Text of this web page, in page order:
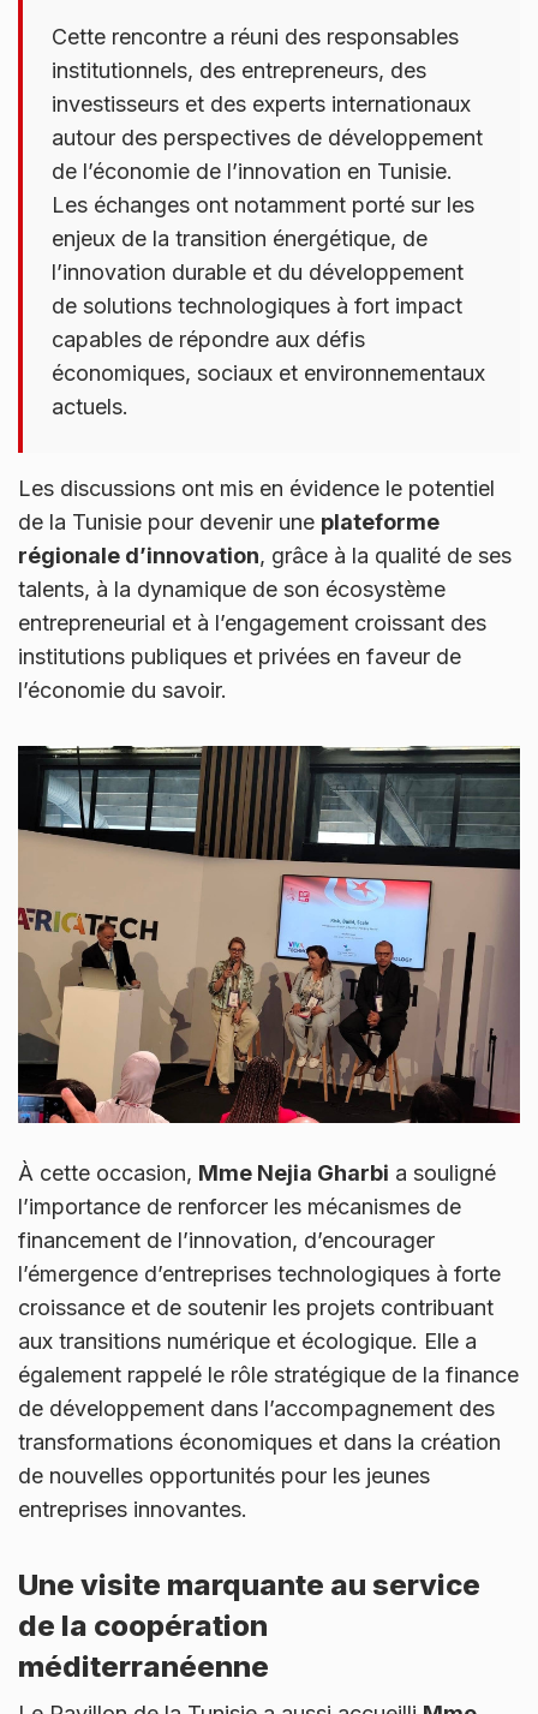
Cette rencontre a réuni des responsables
institutionnels, des entrepreneurs, des
investisseurs et des experts internationaux
autour des perspectives de développement
de l’économie de l’innovation en Tunisie.
Les échanges ont notamment porté sur les
enjeux de la transition énergétique, de
l’innovation durable et du développement
de solutions technologiques à fort impact
capables de répondre aux défis
économiques, sociaux et environnementaux
actuels.
Les discussions ont mis en évidence le potentiel
de la Tunisie pour devenir une plateforme
régionale d’innovation, grâce à la qualité de ses
talents, à la dynamique de son écosystème
entrepreneurial et à l’engagement croissant des
institutions publiques et privées en faveur de
l’économie du savoir.
À cette occasion, Mme Nejia Gharbi a souligné
l’importance de renforcer les mécanismes de
financement de l’innovation, d’encourager
l’émergence d’entreprises technologiques à forte
croissance et de soutenir les projets contribuant
aux transitions numérique et écologique. Elle a
également rappelé le rôle stratégique de la finance
de développement dans l’accompagnement des
transformations économiques et dans la création
de nouvelles opportunités pour les jeunes
entreprises innovantes.
Une visite marquante au service
de la coopération
méditerranéenne